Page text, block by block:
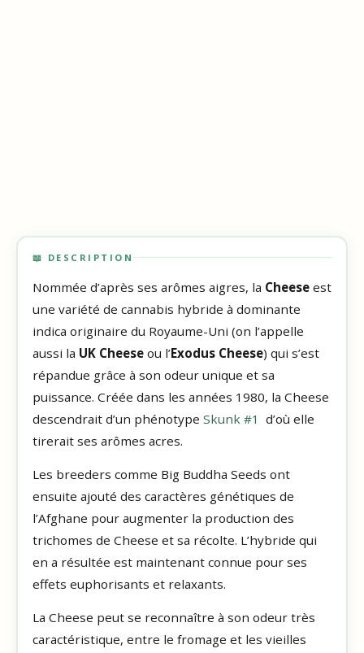
📖 DESCRIPTION
Nommée d’après ses arômes aigres, la Cheeseest
une variété de cannabis hybride à dominante
indica originaire du Royaume-Uni (on l’appelle
aussi la UK Cheeseou l’Exodus Cheese) qui s’est
répandue grâce à son odeur unique et sa
puissance. Créée dans les années 1980, la Cheese
descendrait d’un phénotype Skunk #1 d’où elle
tirerait ses arômes acres.
Les breeders comme Big Buddha Seeds ont
ensuite ajouté des caractères génétiques de
l’Afghane pour augmenter la production des
trichomes de Cheese et sa récolte. L’hybride qui
en a résultée est maintenant connue pour ses
effets euphorisants et relaxants.
La Cheese peut se reconnaître à son odeur très
caractéristique, entre le fromage et les vieilles